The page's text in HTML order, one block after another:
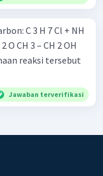
+ NH
reaksi tersebut
Jawaban terverifikasi